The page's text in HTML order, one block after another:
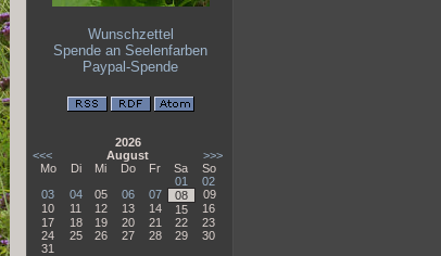
Wunschzettel
Spende an Seelenfarben
Paypal-Spende
2026
<<<
August
>>>
Mo
Di Mi Do Fr Sa
So
01
02
03
04 05 06 07 08
09
10
11 12 13 14 15
16
17
18 19 20 21 22
23
24
25 26 27 28 29
30
31